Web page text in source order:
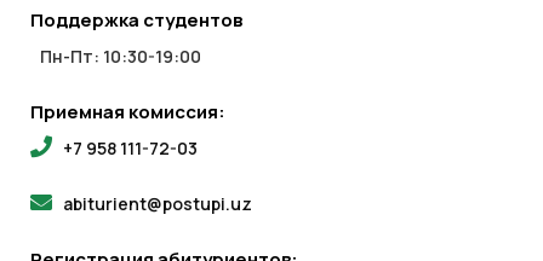
Поддержка студентов
Пн-Пт: 10:30-19:00
Приемная комиссия:
+7 958 111-72-03
abiturient@postupi.uz